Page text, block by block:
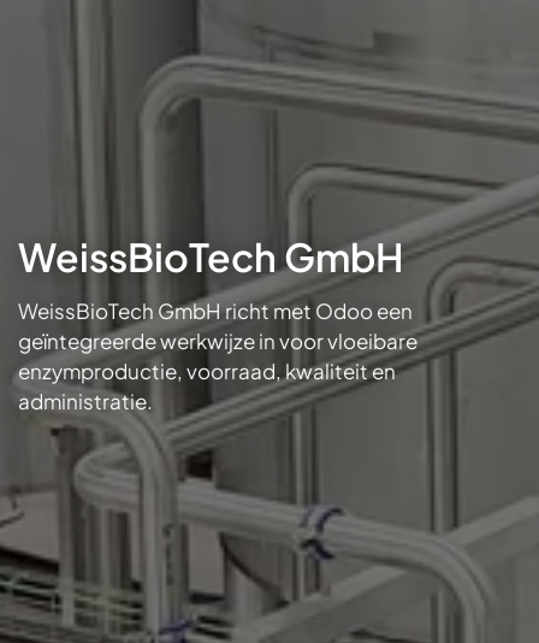
WeissBioTech GmbH
WeissBioTech GmbH richt met Odoo een
geïntegreerde werkwijze in voor vloeibare
enzymproductie, voorraad, kwaliteit en
administratie.